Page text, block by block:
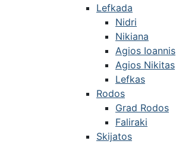
Lefkada
Nidri
Nikiana
Agios Ioannis
Agios Nikitas
Lefkas
Rodos
Grad Rodos
Faliraki
Skijatos